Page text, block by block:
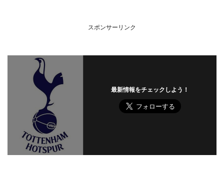
スポンサーリンク
最新情報をチェックしよう！